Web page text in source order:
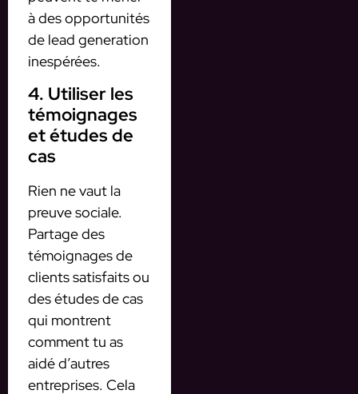
à des opportunités
de lead generation
inespérées.
4. Utiliser les
témoignages
et études de
cas
Rien ne vaut la
preuve sociale.
Partage des
témoignages de
clients satisfaits ou
des études de cas
qui montrent
comment tu as
aidé d’autres
entreprises. Cela